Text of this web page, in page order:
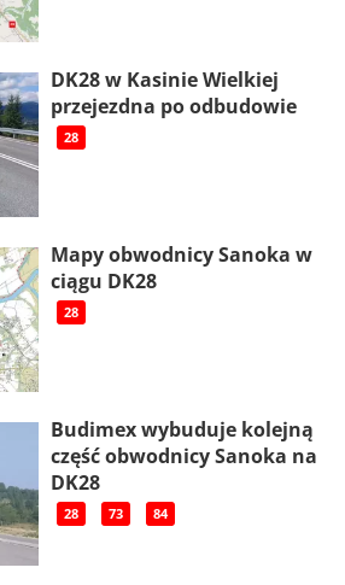
DK28 w Kasinie Wielkiej
przejezdna po odbudowie
28
Mapy obwodnicy Sanoka w
ciągu DK28
28
Budimex wybuduje kolejną
część obwodnicy Sanoka na
DK28
28 73 84